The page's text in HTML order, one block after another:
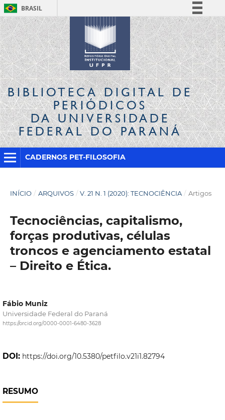
BRASIL
Simplifique!
Comunica BR
Participe
Acesso à informação
Legislação
Canais
BIBLIOTECA DIGITALDE
PERIÓDICOS
DA UNIVERSIDADE
FEDERAL DO PARANÁ
CADERNOS PET-FILOSOFIA
INÍCIO / ARQUIVOS / V. 21 N. 1 (2020): TECNOCIÊNCIA / Artigos
Tecnociências, capitalismo,
forças produtivas, células
troncos e agenciamento estatal
– Direito e Ética.
Fábio Muniz
Universidade Federal do Paraná
https://orcid.org/0000-0001-6480-3628
DOI: https://doi.org/10.5380/petfilo.v21i1.82794
RESUMO